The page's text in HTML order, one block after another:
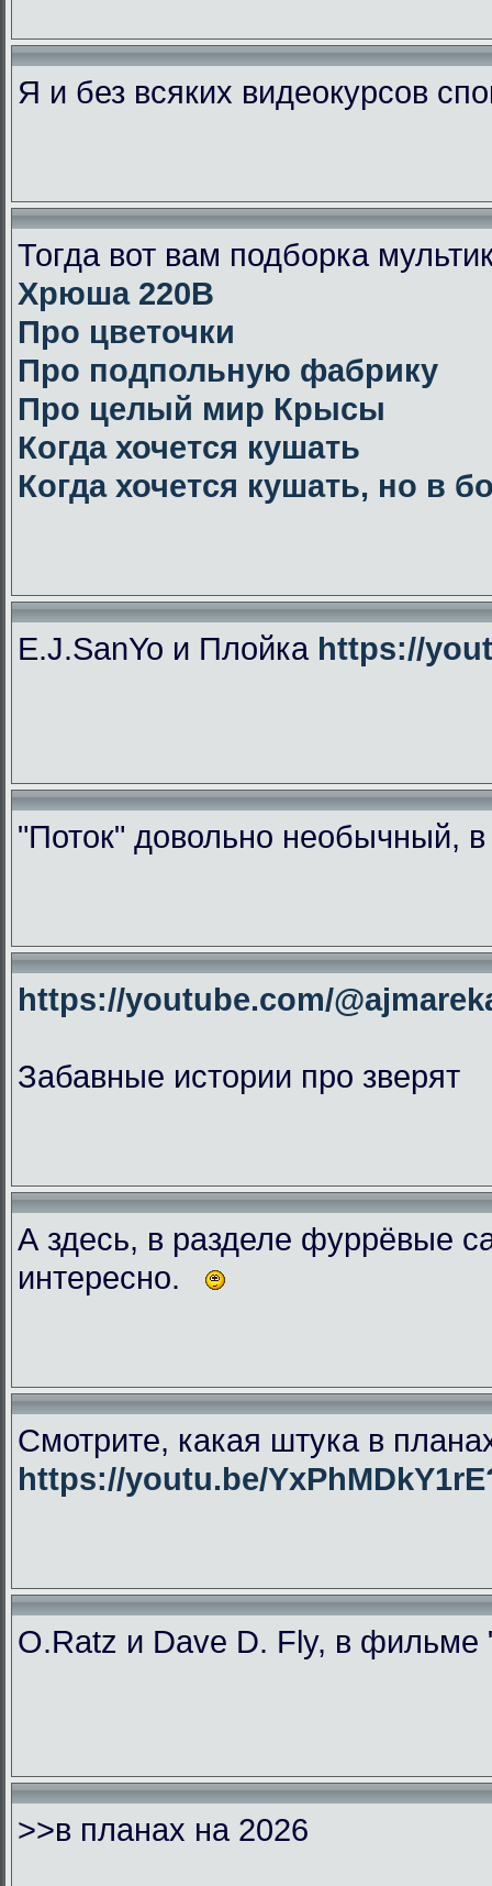
Я и без всяких видеокурсов
Тогда вот вам подборка
Хрюша 220В
Про цветочки
Про подпольную фабрику
Про целый мир Крысы
Когда хочется кушать
Когда хочется кушать, но в
E.J.SanYo и Плойка https://
"Поток" довольно необычный,
https://youtube.com/
Забавные истории про зверят
А здесь, в разделе фуррёвые
интересно.
Смотрите, какая штука в
https://youtu.be/
O.Ratz и Dave D. Fly, в
>>в планах на 2026